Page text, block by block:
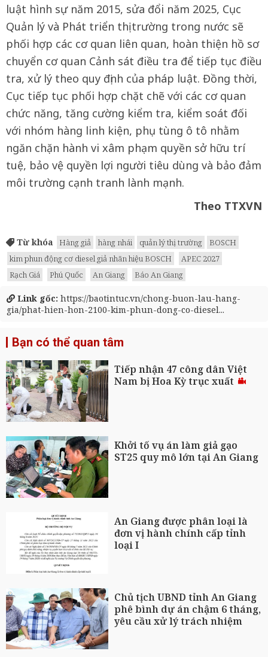
luật hình sự năm 2015, sửa đổi năm 2025, Cục
Quản lý và Phát triển thị trường trong nước sẽ
phối hợp các cơ quan liên quan, hoàn thiện hồ sơ
chuyển cơ quan Cảnh sát điều tra để tiếp tục điều
tra, xử lý theo quy định của pháp luật. Đồng thời,
Cục tiếp tục phối hợp chặt chẽ với các cơ quan
chức năng, tăng cường kiểm tra, kiểm soát đối
với nhóm hàng linh kiện, phụ tùng ô tô nhằm
ngăn chặn hành vi xâm phạm quyền sở hữu trí
tuệ, bảo vệ quyền lợi người tiêu dùng và bảo đảm
môi trường cạnh tranh lành mạnh.
Theo TTXVN
Từ khóa Hàng giả hàng nhái quản lý thị trường
BOSCH
kim phun động cơ diesel giả nhãn hiệu BOSCH
APEC 2027
Rạch Giá
Phú Quốc An Giang Báo An Giang
Link gốc: https://baotintuc.vn/chong-buon-lau-hang-
gia/phat-hien-hon-2100-kim-phun-dong-co-diesel...
Bạn có thể quan tâm
Tiếp nhận 47 công dân Việt
Nam bị Hoa Kỳ trục xuất
Khởi tố vụ án làm giả gạo
ST25 quy mô lớn tại An Giang
An Giang được phân loại là
đơn vị hành chính cấp tỉnh
loại I
Chủ tịch UBND tỉnh An Giang
phê bình dự án chậm 6 tháng,
yêu cầu xử lý trách nhiệm